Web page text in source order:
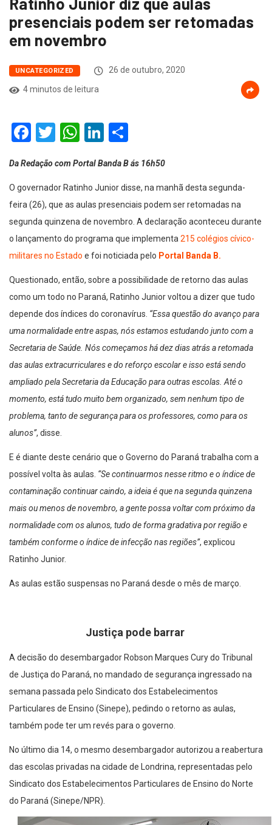
presenciais podem ser retomadas
em novembro
UNCATEGORIZED
26 de outubro, 2020
4 minutos de leitura
Facebook
Twitter
WhatsApp
LinkedIn
Da Redação com Portal Banda B ás 16h50
O governador Ratinho Junior disse, na manhã desta segunda-
feira (26), que as aulas presenciais podem ser retomadas na
segunda quinzena de novembro. A declaração aconteceu durante
o lançamento do programa que implementa 215 colégios cívico-
militares no Estado e foi noticiada pelo Portal Banda B.
Questionado, então, sobre a possibilidade de retorno das aulas
como um todo no Paraná, Ratinho Junior voltou a dizer que tudo
depende dos índices do coronavírus. “Essa questão do avanço para
uma normalidade entre aspas, nós estamos estudando junto com a
Secretaria de Saúde. Nós começamos há dez dias atrás a retomada
das aulas extracurriculares e do reforço escolar e isso está sendo
ampliado pela Secretaria da Educação para outras escolas. Até o
momento, está tudo muito bem organizado, sem nenhum tipo de
problema, tanto de segurança para os professores, como para os
alunos”, disse.
E é diante deste cenário que o Governo do Paraná trabalha com a
possível volta às aulas. “Se continuarmos nesse ritmo e o índice de
contaminação continuar caindo, a ideia é que na segunda quinzena
mais ou menos de novembro, a gente possa voltar com próximo da
normalidade com os alunos, tudo de forma gradativa por região e
também conforme o índice de infecção nas regiões”, explicou
Ratinho Junior.
As aulas estão suspensas no Paraná desde o mês de março.
Justiça pode barrar
A decisão do desembargador Robson Marques Cury do Tribunal
de Justiça do Paraná, no mandado de segurança ingressado na
semana passada pelo Sindicato dos Estabelecimentos
Particulares de Ensino (Sinepe), pedindo o retorno as aulas,
também pode ter um revés para o governo.
No último dia 14, o mesmo desembargador autorizou a reabertura
das escolas privadas na cidade de Londrina, representadas pelo
Sindicato dos Estabelecimentos Particulares de Ensino do Norte
do Paraná (Sinepe/NPR).